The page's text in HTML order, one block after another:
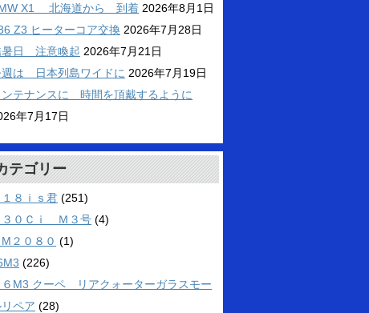
X1 北海道から 到着 2026年8月1日
Z3 ヒーターコア交換 2026年7月28日
暑日 注意喚起 2026年7月21日
週は 日本列島ワイドに 2026年7月19日
ンテナンスに 時間を頂戴するように
年7月17日
テゴリー
１８ｉｓ君 (251)
３０Ｃｉ Ｍ３号 (4)
M２０８０ (1)
(226)
６M3 クーペ リアクォーターガラスモー
リペア (28)